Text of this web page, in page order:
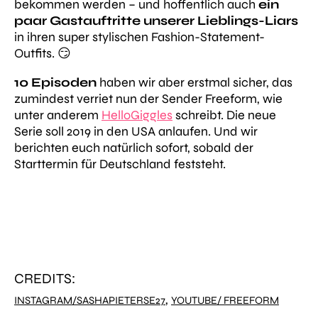
bekommen werden – und hoffentlich auch ein
paar Gastauftritte unserer Lieblings-Liars
in ihren super stylischen Fashion-Statement-
Outfits. 😏
10 Episoden haben wir aber erstmal sicher, das
zumindest verriet nun der Sender Freeform, wie
unter anderem HelloGigglesschreibt. Die neue
Serie soll 2019 in den USA anlaufen. Und wir
berichten euch natürlich sofort, sobald der
Starttermin für Deutschland feststeht.
CREDITS:
INSTAGRAM/SASHAPIETERSE27, YOUTUBE/ FREEFORM